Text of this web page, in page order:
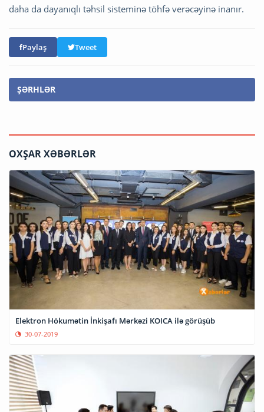
daha da dayanıqlı təhsil sisteminə töhfə verəcəyinə inanır.
Paylaş Tweet
ŞƏRHLƏR
OXŞAR XƏBƏRLƏR
Elektron Hökumətin İnkişafı Mərkəzi KOICA ilə görüşüb
30-07-2019